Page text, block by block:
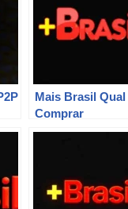
Mais Brasil Qual
Comprar